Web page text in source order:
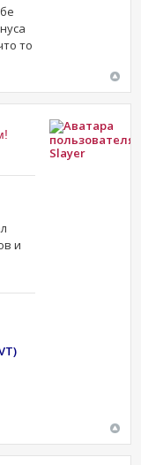
то
и
Slayer